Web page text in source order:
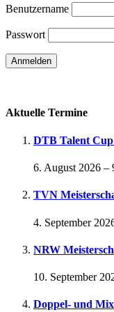
Benutzername
Passwort
Aktuelle Termine
DTB Talent
6. August 2026 –
TVN
4. September
NRW
10. September
Doppel- und